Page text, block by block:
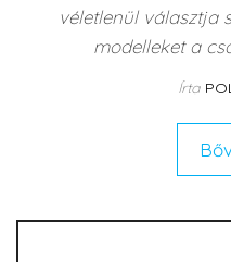
véletlenül választja
modelleket a
Írta